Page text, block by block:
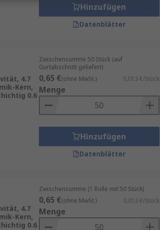
Hinzufügen
Datenblätter
4.7
Kern,
0.6
Zwischensumme 50 Stück (auf
Gurtabschnitt geliefert)
0,65 €(ohne MwSt.) 0,013 €/Stück
Menge
Hinzufügen
Datenblätter
4.7
Kern,
0.6
Zwischensumme (1 Rolle mit 50 Stück)
0,65 €(ohne MwSt.) 0,013 €/Stück
Menge